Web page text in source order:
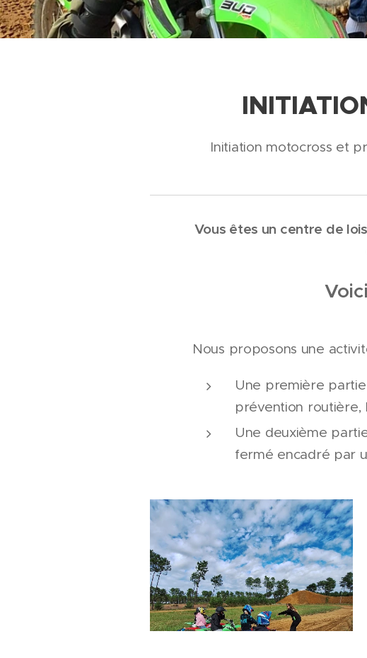
Initiation motocross et
Vous êtes un centre de
Nous proposons une
Une première
prévention routière,
Une deuxième
fermé encadré par